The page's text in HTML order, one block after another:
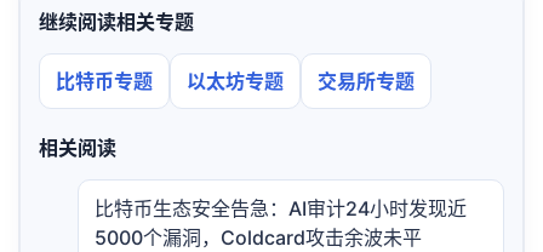
继续阅读相关专题
比特币专题 以太坊专题 交易所专题
相关阅读
比特币生态安全告急：AI审计24小时发现近
5000个漏洞，Coldcard攻击余波未平